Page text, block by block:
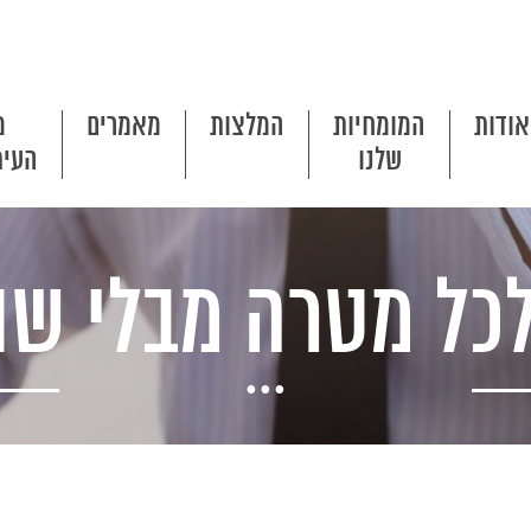
אודות
המומחיות
שלנו
המלצות מאמרים
מטרה מבלי
...